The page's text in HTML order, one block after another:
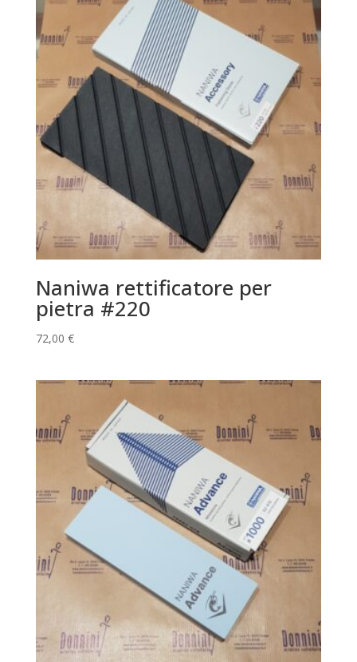
Naniwa rettificatore per
pietra #220
72,00 €